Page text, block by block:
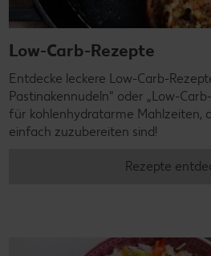
Low-Carb-Rezepte
Entdecke leckere Low-Carb-
Pastinakennudeln" oder „Low-
für kohlenhydratarme Mahlzeiten,
einfach zuzubereiten sind!
Rezepte